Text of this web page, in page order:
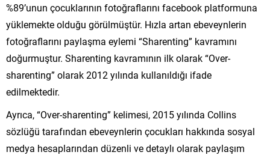
%89’unun çocuklarının fotoğraflarını facebook platformuna
yüklemekte olduğu görülmüştür. Hızla artan ebeveynlerin
fotoğraflarını paylaşma eylemi “Sharenting” kavramını
doğurmuştur. Sharenting kavramının ilk olarak “Over-
sharenting” olarak 2012 yılında kullanıldığı ifade
edilmektedir.
Ayrıca, “Over-sharenting” kelimesi, 2015 yılında Collins
sözlüğü tarafından ebeveynlerin çocukları hakkında sosyal
medya hesaplarından düzenli ve detaylı olarak paylaşım